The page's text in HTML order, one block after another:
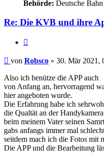
Behörde: Deutsche Bahn
Re: Die KVB und ihre
Beitrag
von Robsco » 30. Mär 2021,
Also ich benütze die APP auch
von Anfang an, hervorragend
hier angeboten wurde.
Die Erfahrung habe ich
die Qualtät an der
beim meinem Vater seinen
gabs anfangs immer mal
seitdem mach ich die Fotos mit
Die APP und die Bearbeitung